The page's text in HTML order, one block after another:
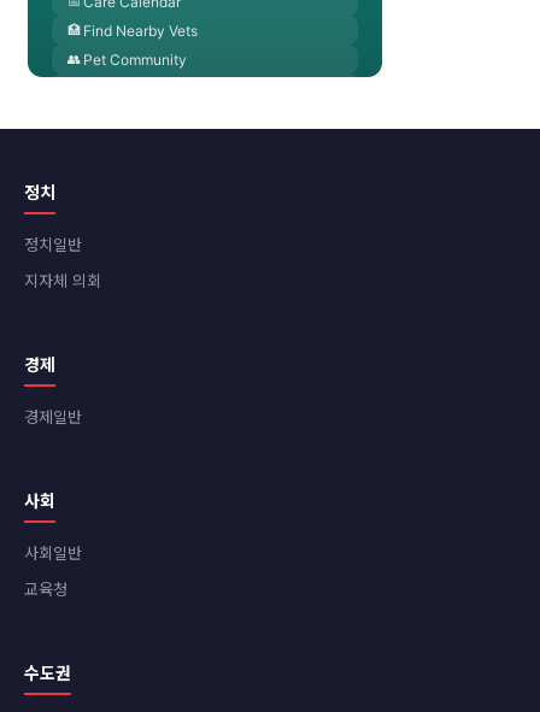
정치
정치일반
지자체 의회
경제
경제일반
사회
사회일반
교육청
수도권